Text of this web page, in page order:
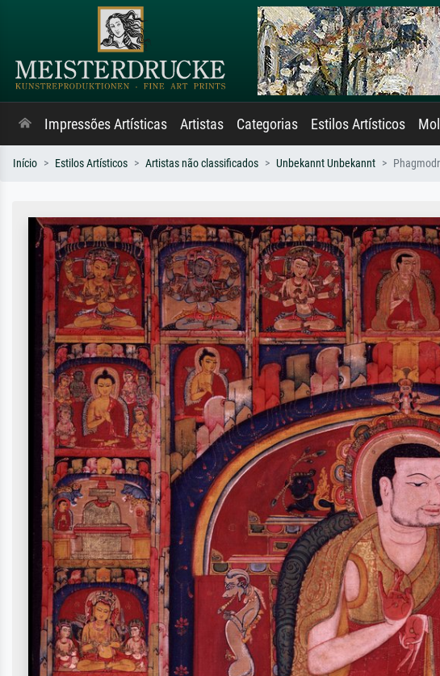
Impressões Artísticas Artistas Categorias Estilos Artísticos
Início Estilos Artísticos Artistas não classificados Unbekannt Unbekannt